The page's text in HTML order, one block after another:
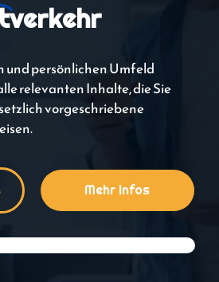
und persönlichen Umfeld
relevanten Inhalte, die Sie
vorgeschriebene
Mehr Infos